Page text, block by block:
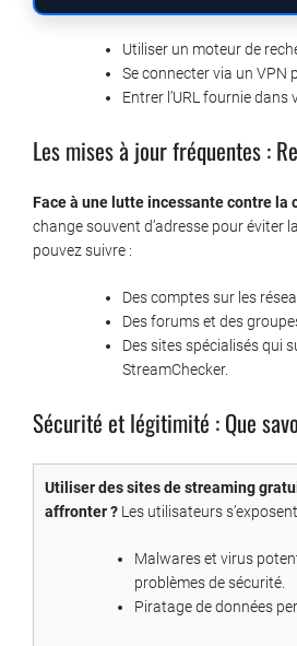
Utiliser un moteur de
Se connecter via un VPN
Entrer l’URL fournie
Les mises à jour fréquentes :
Face à une lutte incessante contre la
change souvent d’adresse pour éviter
pouvez suivre :
Des comptes sur les
Des forums et des
Des sites spécialisés qui
StreamChecker.
Sécurité et légitimité : Que
Utiliser des sites de streaming
affronter ? Les utilisateurs
Malwares et virus
problèmes de sécurité.
Piratage de données